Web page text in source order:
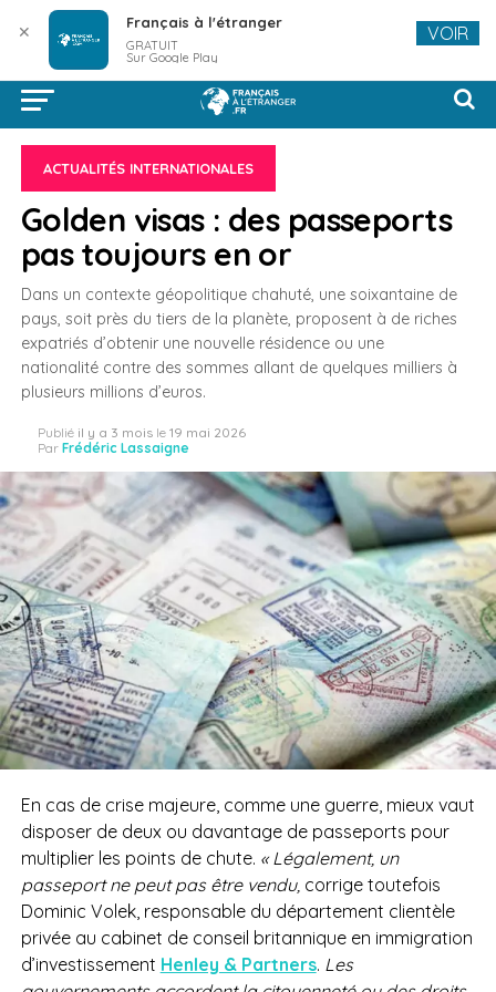
ACTUALITÉS INTERNATIONALES
Golden visas : des passeports
pas toujours en or
Dans un contexte géopolitique chahuté, une soixantaine de
pays, soit près du tiers de la planète, proposent à de riches
expatriés d’obtenir une nouvelle résidence ou une
nationalité contre des sommes allant de quelques milliers à
plusieurs millions d’euros.
Publié il y a 3 mois le 19 mai 2026
Par Frédéric Lassaigne
En cas de crise majeure, comme une guerre, mieux vaut
disposer de deux ou davantage de passeports pour
multiplier les points de chute. « Légalement, un
passeport ne peut pas être vendu, corrige toutefois
Dominic Volek, responsable du département clientèle
privée au cabinet de conseil britannique en immigration
d’investissement Henley & Partners. Les
✕ Français à l'étranger
GRATUIT
Sur Google Play
VOIR